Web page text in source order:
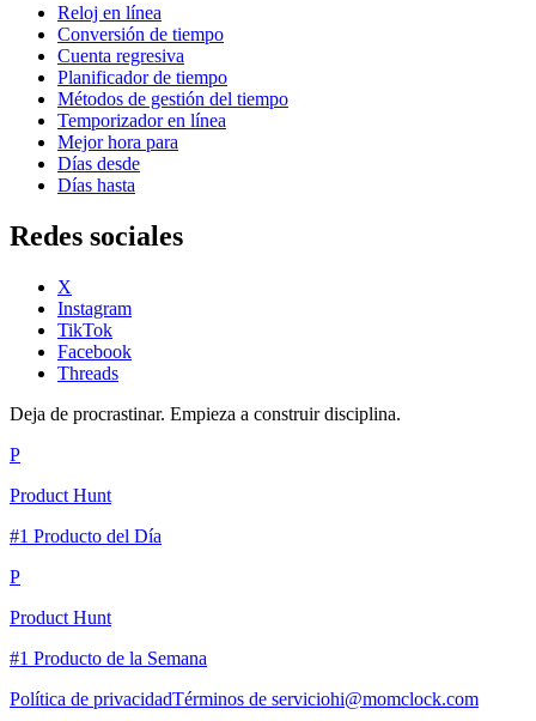
Reloj en línea
Conversión de tiempo
Cuenta regresiva
Planificador de tiempo
Métodos de gestión del tiempo
Temporizador en línea
Mejor hora para
Días desde
Días hasta
Redes sociales
X
Instagram
TikTok
Facebook
Threads
Deja de procrastinar. Empieza a construir disciplina.
P
Product Hunt
#1 Producto del Día
P
Product Hunt
#1 Producto de la Semana
Política de privacidadTérminos de serviciohi@momclock.com